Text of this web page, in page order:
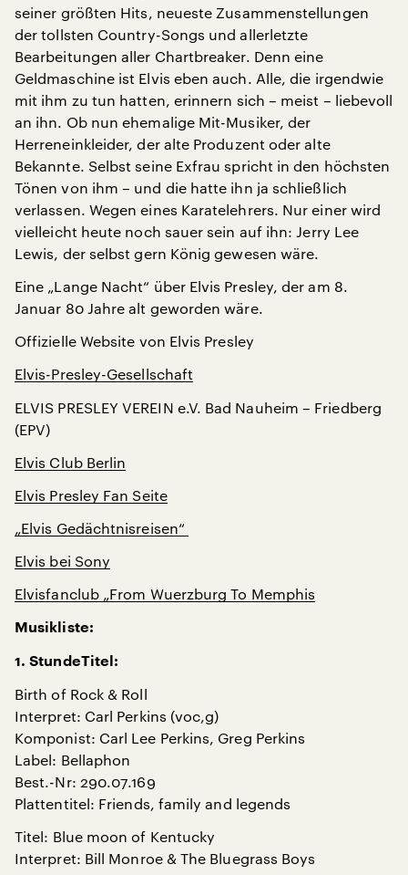
seiner größten Hits, neueste Zusammenstellungen
der tollsten Country-Songs und allerletzte
Bearbeitungen aller Chartbreaker. Denn eine
Geldmaschine ist Elvis eben auch. Alle, die irgendwie
mit ihm zu tun hatten, erinnern sich – meist – liebevoll
an ihn. Ob nun ehemalige Mit-Musiker, der
Herreneinkleider, der alte Produzent oder alte
Bekannte. Selbst seine Exfrau spricht in den höchsten
Tönen von ihm – und die hatte ihn ja schließlich
verlassen. Wegen eines Karatelehrers. Nur einer wird
vielleicht heute noch sauer sein auf ihn: Jerry Lee
Lewis, der selbst gern König gewesen wäre.
Eine „Lange Nacht“ über Elvis Presley, der am 8.
Januar 80 Jahre alt geworden wäre.
Offizielle Website von Elvis Presley
Elvis-Presley-Gesellschaft
ELVIS PRESLEY VEREIN e.V. Bad Nauheim – Friedberg
(EPV)
Elvis Club Berlin
Elvis Presley Fan Seite
„Elvis Gedächtnisreisen“
Elvis bei Sony
Elvisfanclub „From Wuerzburg To Memphis
Musikliste:
1. StundeTitel:
Birth of Rock & Roll
Interpret: Carl Perkins (voc,g)
Komponist: Carl Lee Perkins, Greg Perkins
Label: Bellaphon
Best.-Nr: 290.07.169
Plattentitel: Friends, family and legends
Titel: Blue moon of Kentucky
Interpret: Bill Monroe & The Bluegrass Boys